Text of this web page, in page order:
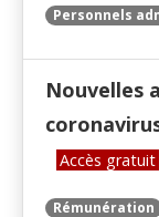
Personnels
Nouvelles
Accès gratuit
Rémunération